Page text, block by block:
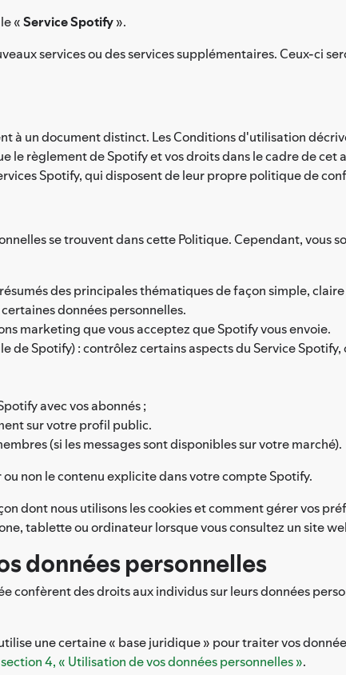
«Service Spotify».
services ou des services supplémentaires. Ceux-ci
à un document distinct. Les Conditions d'utilisation
le règlement de Spotify et vos droits dans le cadre de cet
Spotify, qui disposent de leur propre politique de
se trouvent dans cette Politique. Cependant, vous
des principales thématiques de façon simple,
données personnelles.
marketing que vous acceptez que Spotify vous envoie.
de Spotify) : contrôlez certains aspects du Service
avec vos abonnés ;
sur votre profil public.
(si les messages sont disponibles sur votre marché).
non le contenu explicite dans votre compte Spotify.
dont nous utilisons les cookies et comment gérer vos
tablette ou ordinateur lorsque vous consultez un site
données personnelles
confèrent des droits aux individus sur leurs données
une certaine « base juridique » pour traiter vos
section 4, « Utilisation de vos données personnelles ».